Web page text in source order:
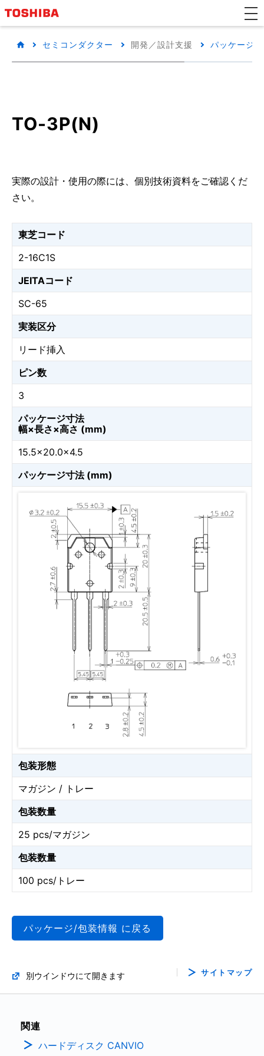
セミコンダクター 開発／設計支援 パッケージ/
TO-3P(N)
実際の設計・使用の際には、個別技術資料をご確認くだ
さい。
東芝コード
2-16C1S
JEITAコード
SC-65
実装区分
リード挿入
ピン数
3
パッケージ寸法
幅×長さ×高さ (mm)
15.5×20.0×4.5
パッケージ寸法 (mm)
包装形態
マガジン / トレー
包装数量
25 pcs/マガジン
包装数量
100 pcs/トレー
パッケージ/包装情報 に戻る
別ウインドウにて開きます サイトマップ
関連
ハードディスク CANVIO